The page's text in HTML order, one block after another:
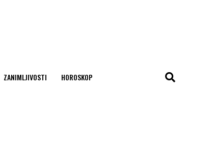
ZANIMLJIVOSTI HOROSKOP